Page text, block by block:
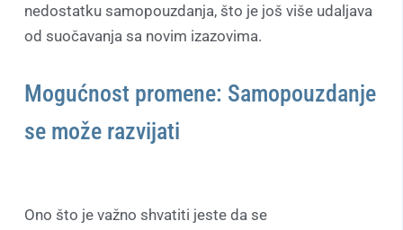
nedostatku samopouzdanja, što je još više udaljava
od suočavanja sa novim izazovima.
Mogućnost promene: Samopouzdanje
se može razvijati
Ono što je važno shvatiti jeste da se